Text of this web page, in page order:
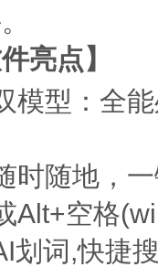
点】
型：全能
随地，一
Alt+空格
词,快捷搜